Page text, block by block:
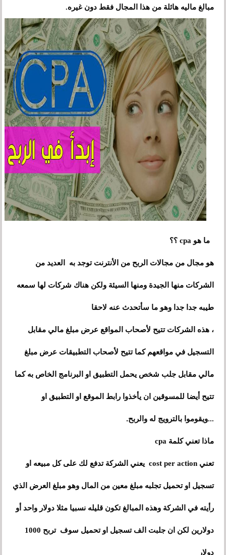
مبالغ ماليه هائلة من هذا المجال فقط دون غيره.
ما هو cpa ؟؟
هو مجال من مجالات الربح من الأنترنت توجد به العديد من
الشركات منها الجيدة ومنها السيئة ولكن هناك شركات لها سمعه
طيبه جدا جدا وهو ما سأتحدث عنه لاحقا
، هذه الشركات تتيح لأصحاب المواقع عرض مبلغ مالي مقابل
التسجيل في مواقعهم كما تتيح لأصحاب التطبيقات عرض مبلغ
مالي مقابل جلب شخص يحمل التطبيق او البرنامج الخاص به كما
تتيح أيضا للمسوقين ان يأخذوا رابط الموقع او التطبيق او
...ويقوموا بالترويج له والربح.
ماذا تعني كلمة cpa
تعني cost per action يعني الشركة تدفع لك على كل مبيعه او
تسجيل او تحميل تجلبه مبلغ معين من المال وهو مبلغ العرض الذي
رأيته في الشركة وهذه المبالغ تكون قليله نسبيا مثلا دولار واحد أو
دولارين لكن ان جلبت الف تسجيل او تحميل سوف تربح 1000
دولار